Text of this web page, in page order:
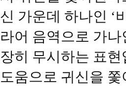
신 가운데 하나인 ‘
라어 음역으로 가
장히 무시하는 표
도움으로 귀신을